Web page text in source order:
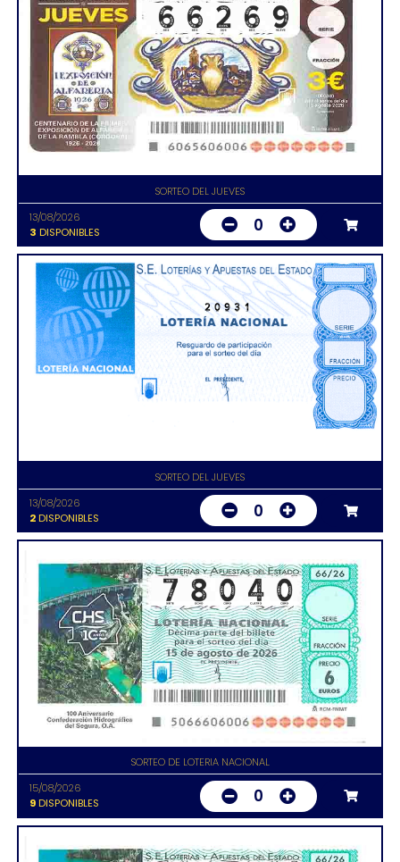
SORTEO DEL JUEVES
13/08/2026
3 DISPONIBLES 0
20931
SORTEO DEL JUEVES
13/08/2026
2DISPONIBLES 0
SORTEO DE LOTERIA NACIONAL
15/08/2026
9DISPONIBLES 0